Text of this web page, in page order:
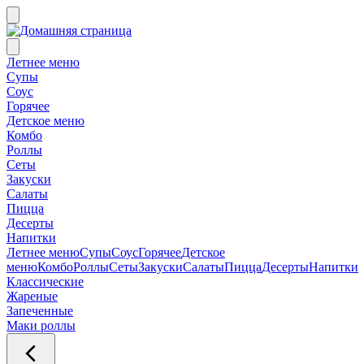
Летнее меню
Супы
Соус
Горячее
Детское меню
Комбо
Роллы
Сеты
Закуски
Салаты
Пицца
Десерты
Напитки
Летнее менюСупыСоусГорячееДетское
менюКомбоРоллыСетыЗакускиСалатыПиццаДесертыНапитки
Классические
Жареные
Запеченные
Маки роллы